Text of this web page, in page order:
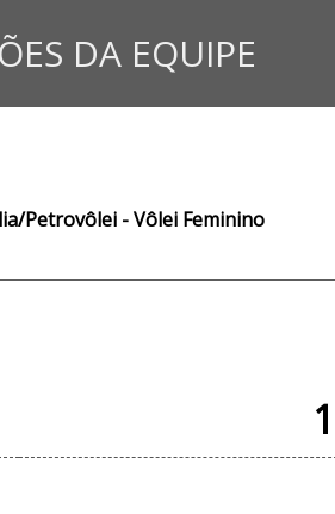
DA EQUIPE
Petrovôlei - Vôlei Feminino